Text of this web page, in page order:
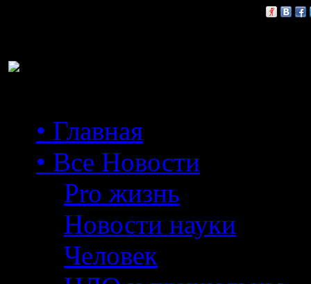
• Главная
• Все Новости
Pro жизнь
Новости науки
Человек